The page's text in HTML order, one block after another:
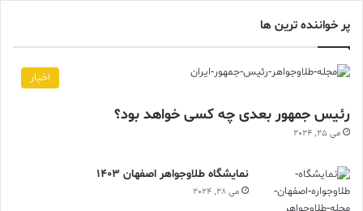
پر خواننده ترین ها
اخبار
رئیس جمهور بعدی چه کسی خواهد بود؟
می 25, 2024
نمایشگاه طلاوجواهر اصفهان 1403
می 28, 2024